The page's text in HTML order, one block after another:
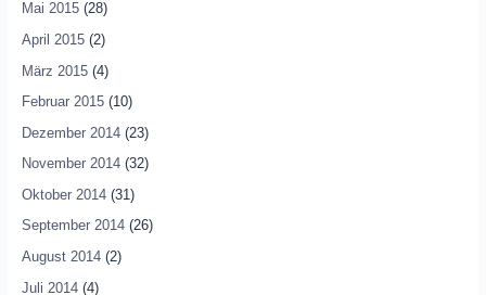
Mai 2015(28)
April 2015(2)
März 2015(4)
Februar 2015(10)
Dezember 2014(23)
November 2014(32)
Oktober 2014(31)
September 2014(26)
August 2014(2)
Juli 2014(4)